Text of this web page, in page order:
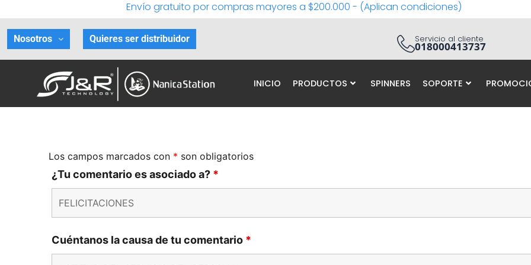
contenido
Envío gratuito por compras mayores a $200.000 - (Aplican condiciones)
Nosotros Quieres ser distribuidor Servicio al cliente
018000413737
INICIO PRODUCTOS SPINNERS SOPORTE
Los campos marcados con * son obligatorios
¿Tu comentario es asociado a? *
Cuéntanos la causa de tu comentario *